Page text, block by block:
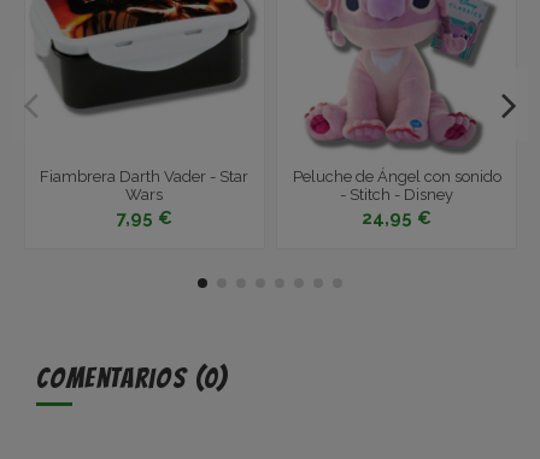
Fiambrera Darth Vader - Star
Wars
7,95 €
Peluche de Ángel con sonido
- Stitch - Disney
24,95 €
Comentarios (0)